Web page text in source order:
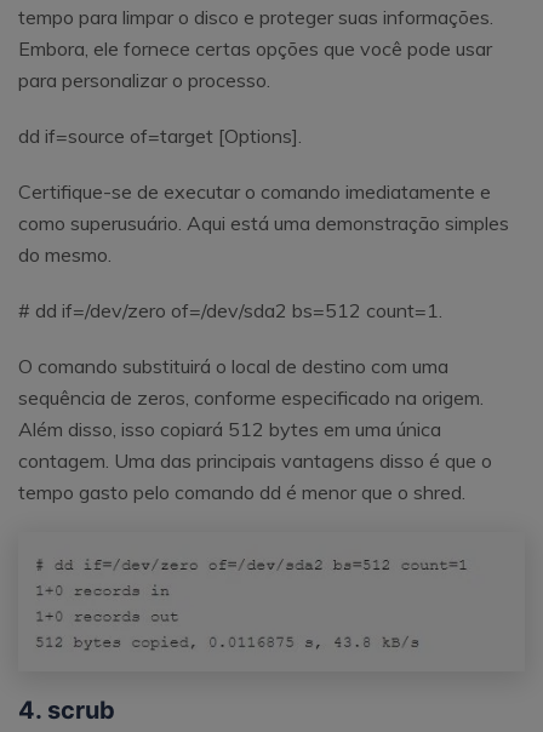
tempo para limpar o disco e proteger suas informações.
Embora, ele fornece certas opções que você pode usar
para personalizar o processo.
dd if=source of=target [Options].
Certifique-se de executar o comando imediatamente e
como superusuário. Aqui está uma demonstração simples
do mesmo.
# dd if=/dev/zero of=/dev/sda2 bs=512 count=1.
O comando substituirá o local de destino com uma
sequência de zeros, conforme especificado na origem.
Além disso, isso copiará 512 bytes em uma única
contagem. Uma das principais vantagens disso é que o
tempo gasto pelo comando dd é menor que o shred.
4. scrub